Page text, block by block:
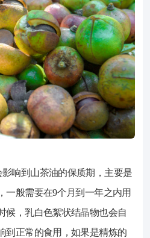
保质期通常在两年左右，如果是
年：山茶油的保质期是有一定限
程当中有可能会有乳白色絮状结
响到山茶油的保质期，主要是
一般需要在9个月到一年之内用
候，乳白色絮状结晶物也会自
到正常的食用，如果是精炼的